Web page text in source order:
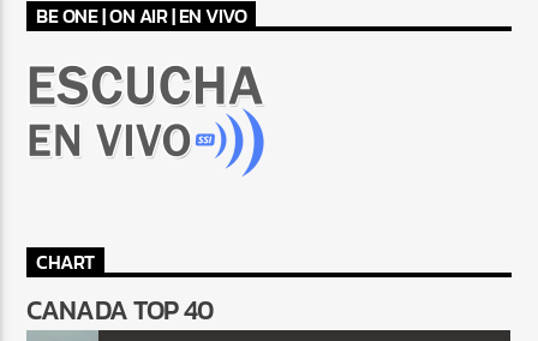
BE ONE | ON AIR | EN VIVO
CHART
CANADA TOP 40